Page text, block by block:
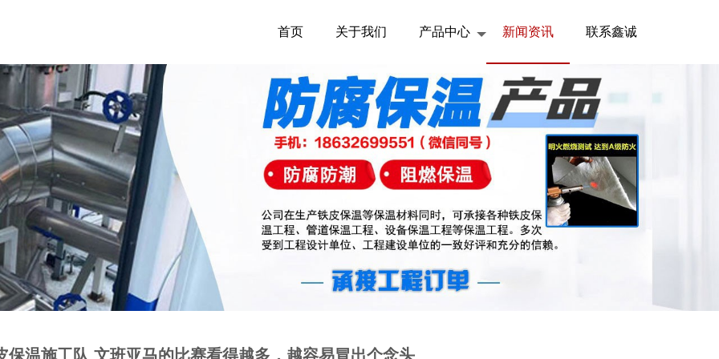
首页 关于我们 产品中心 新闻资讯 联系鑫诚
保温施工队 文班亚马的比赛看得越多，越容易冒出个念头